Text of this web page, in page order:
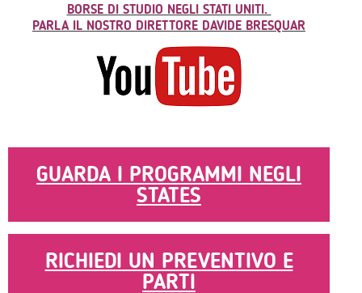
BORSE DI STUDIO NEGLI STATI UNITI.
PARLA IL NOSTRO DIRETTORE DAVIDE BRESQUAR
GUARDA I PROGRAMMI NEGLI
STATES
RICHIEDI UN PREVENTIVO E
PARTI